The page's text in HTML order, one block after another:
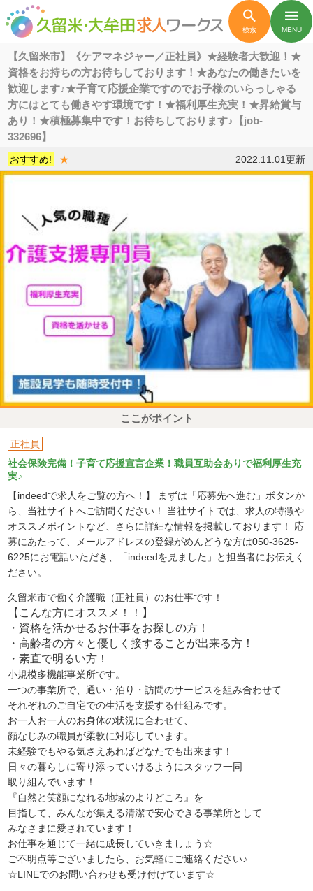

検索
menu
MENU
【久留米市】《ケアマネジャー／正社員》★経験者大歓迎！★
資格をお持ちの方お待ちしております！★あなたの働きたいを
歓迎します♪★子育て応援企業ですのでお子様のいらっしゃる
方にはとても働きやす環境です！★福利厚生充実！★昇給賞与
あり！★積極募集中です！お待ちしております♪【job-
332696】
おすすめ! ★ 2022.11.01更新
ここがポイント
正社員
社会保険完備！子育て応援宣言企業！職員互助会ありで福利厚生充
実♪
【indeedで求人をご覧の方へ！】 まずは「応募先へ進む」ボタンか
ら、当社サイトへご訪問ください！ 当社サイトでは、求人の特徴や
オススメポイントなど、さらに詳細な情報を掲載しております！ 応
募にあたって、メールアドレスの登録がめんどうな方は050-3625-
6225にお電話いただき、「indeedを見ました」と担当者にお伝えく
ださい。
久留米市で働く介護職（正社員）のお仕事です！
【こんな方にオススメ！！】
・資格を活かせるお仕事をお探しの方！
・高齢者の方々と優しく接することが出来る方！
・素直で明るい方！
小規模多機能事業所です。
一つの事業所で、通い・泊り・訪問のサービスを組み合わせて
それぞれのご自宅での生活を支援する仕組みです。
お一人お一人のお身体の状況に合わせて、
顔なじみの職員が柔軟に対応しています。
未経験でもやる気さえあればどなたでも出来ます！
日々の暮らしに寄り添っていけるようにスタッフ一同
取り組んでいます！
『自然と笑顔になれる地域のよりどころ』を
目指して、みんなが集える清潔で安心できる事業所として
みなさまに愛されています！
お仕事を通じて一緒に成長していきましょう☆
ご不明点等ございましたら、お気軽にご連絡ください♪
☆LINEでのお問い合わせも受け付けています☆